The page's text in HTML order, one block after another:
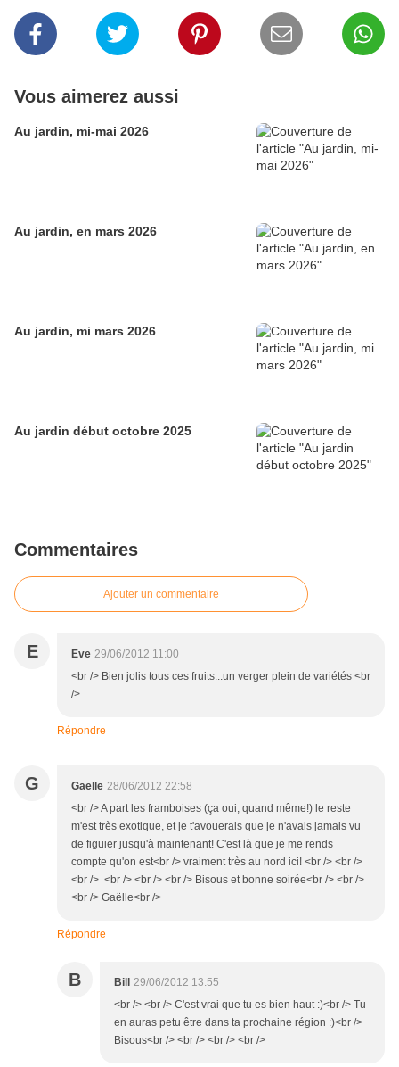
Vous aimerez aussi
Au jardin, mi-mai 2026
Au jardin, en mars 2026
Au jardin, mi mars 2026
Au jardin début octobre 2025
Commentaires
Ajouter un commentaire
E Eve 29/06/2012 11:00
<br /> Bien jolis tous ces fruits...un verger plein de variétés <br
/>
Répondre
G Gaëlle 28/06/2012 22:58
<br /> A part les framboises (ça oui, quand même!) le reste
m'est très exotique, et je t'avouerais que je n'avais jamais vu
de figuier jusqu'à maintenant! C'est là que je me rends
compte qu'on est<br /> vraiment très au nord ici! <br /> <br />
<br /> <br /> <br /> <br /> Bisous et bonne soirée<br /> <br />
<br /> Gaëlle<br />
Répondre
B Bill
29/06/2012 13:55
<br /> <br /> C'est vrai que tu es bien haut :)<br /> Tu
en auras petu être dans ta prochaine région :)<br />
Bisous<br /> <br /> <br /> <br />